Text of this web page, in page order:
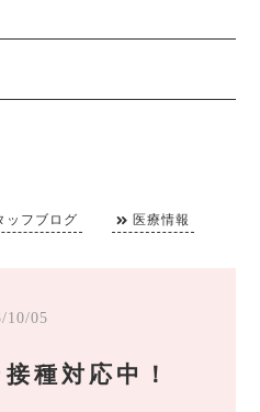
ッフブログ 医療情報
10/05
種対応中！